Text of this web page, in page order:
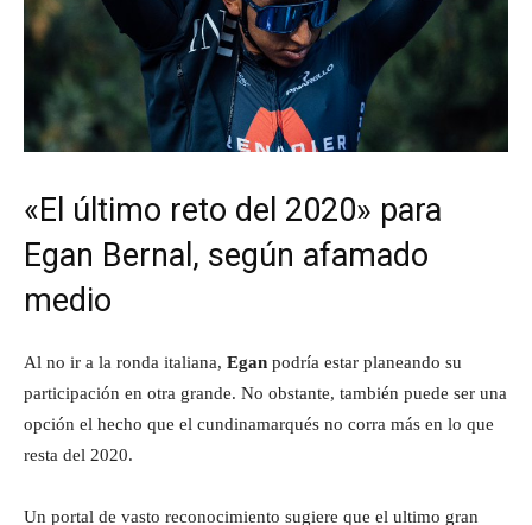
«El último reto del 2020» para
Egan Bernal, según afamado
medio
Al no ir a la ronda italiana, Egan podría estar planeando su
participación en otra grande. No obstante, también puede ser una
opción el hecho que el cundinamarqués no corra más en lo que
resta del 2020.
Un portal de vasto reconocimiento sugiere que el ultimo gran